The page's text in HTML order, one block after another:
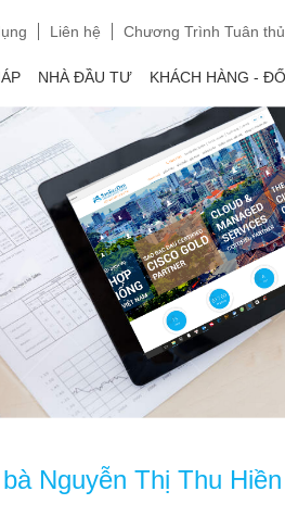
Liên hệ Chương Trình Tuân
NHÀ ĐẦU TƯ KHÁCH HÀNG -
Nguyễn Thị Thu